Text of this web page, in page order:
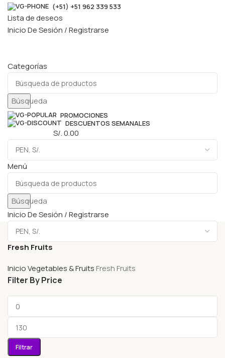
(+51) +51 962 339 533
Lista de deseos
Inicio De Sesión / Registrarse
Categorías
Búsqueda
PROMOCIONES
DESCUENTOS SEMANALES
S/.0.00
Menú
Búsqueda
Inicio De Sesión / Registrarse
Fresh Fruits
InicioVegetables & Fruits Fresh Fruits
Filter By Price
Filtrar